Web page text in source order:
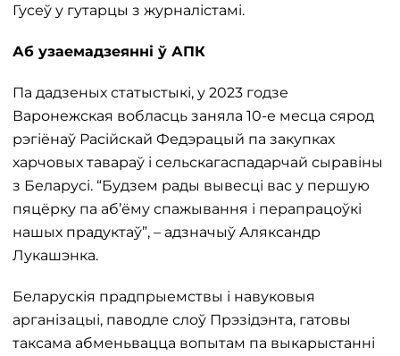
Гусеў у гутарцы з журналістамі.
Аб узаемадзеянні ў АПК
Па дадзеных статыстыкі, у 2023 годзе
Варонежская вобласць заняла 10-е месца сярод
рэгіёнаў Расійскай Федэрацый па закупках
харчовых тавараў і сельскагаспадарчай сыравіны
з Беларусі. “Будзем рады вывесці вас у першую
пяцёрку па аб’ёму спажывання і перапрацоўкі
нашых прадуктаў”, – адзначыў Аляксандр
Лукашэнка.
Беларускія прадпрыемствы і навуковыя
арганізацыі, паводле слоў Прэзідэнта, гатовы
таксама абменьвацца вопытам па выкарыстанні